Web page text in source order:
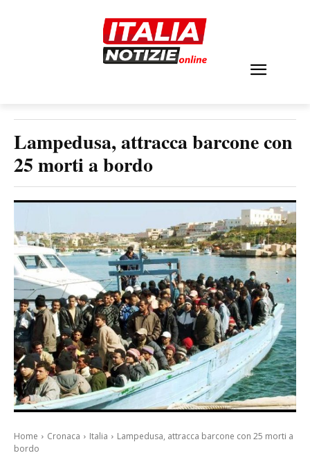
Lampedusa, attracca barcone con
25 morti a bordo
Home Cronaca Italia
Lampedusa, attracca barcone con 25 morti a
bordo